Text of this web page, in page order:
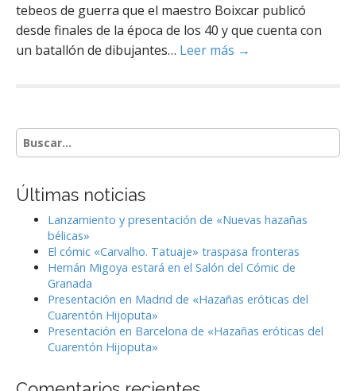
tebeos de guerra que el maestro Boixcar publicó
desde finales de la época de los 40 y que cuenta con
un batallón de dibujantes… Leer más →
S
e
c
Últimas noticias
Lanzamiento y presentación de «Nuevas hazañas
bélicas»
El cómic «Carvalho. Tatuaje» traspasa fronteras
Hernán Migoya estará en el Salón del Cómic de
Granada
Presentación en Madrid de «Hazañas eróticas del
Cuarentón Hijoputa»
Presentación en Barcelona de «Hazañas eróticas del
Cuarentón Hijoputa»